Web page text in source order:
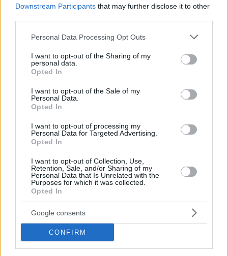
Downstream Participants that may further disclose it to other
Please note that this website/app uses one or more Google
not limited to your visit or usage behaviour. You may click to
grant or deny consent to Google and its third-party tags to
use your data for below specified purposes in below Google
consent section.
Personal Data Processing Opt Outs
I want to opt-out of the Sharing of my
personal data.
Opted In
I want to opt-out of the Sale of my
Personal Data.
Opted In
I want to opt-out of processing my
Personal Data for Targeted Advertising.
Opted In
I want to opt-out of Collection, Use,
Retention, Sale, and/or Sharing of my
Personal Data that Is Unrelated with the
Purposes for which it was collected.
Opted In
Google consents
CONFIRM
αναπαράγεται έκτοτε.
“Διαβάζω, διαβάζω… Θα μου πει κανένας κι εμένα ποια είναι
αυτή η ION Capital; Γιατί εγώ πάντα Lactaκιας ήμουν.
Εντάξει, η ΙΟΝ αμυγδάλου γαμ*ει, αλλά Lactaκιας ήμουν”,
είπε με περιπαικτική διάθεση σε Instagram story.
Διαβάστε ακόμη: